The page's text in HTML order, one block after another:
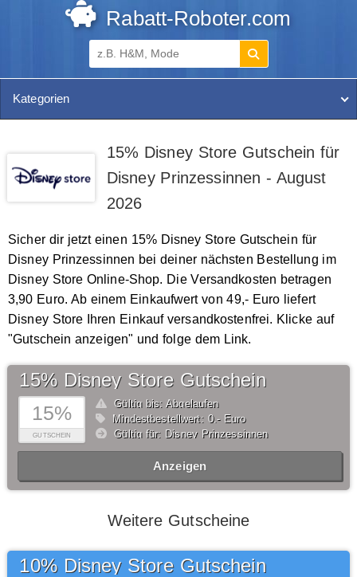
Rabatt-Roboter.com
Kategorien
15% Disney Store Gutschein für
Disney Prinzessinnen - August
2026
Sicher dir jetzt einen 15% Disney Store Gutschein für
Disney Prinzessinnen bei deiner nächsten Bestellung im
Disney Store Online-Shop. Die Versandkosten betragen
3,90 Euro. Ab einem Einkaufwert von 49,- Euro liefert
Disney Store Ihren Einkauf versandkostenfrei. Klicke auf
"Gutschein anzeigen" und folge dem Link.
15%
GUTSCHEIN
15% Disney Store Gutschein
Gültig bis: Abgelaufen
Mindestbestellwert: 0,- Euro
Gültig für: Disney Prinzessinnen
Anzeigen
Weitere Gutscheine
10% Disney Store Gutschein